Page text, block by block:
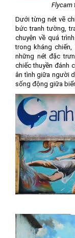
Flycam
Dưới từng nét vẽ
bức tranh tường,
chuyện về quá
trong kháng
những nét đặc
chiếc thuyền đánh
ân tình giữa người
sống động giữa